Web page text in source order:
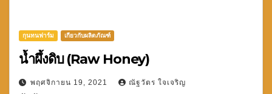
กุนทนฟาร์ม เกียวกับผลิตภัณฑ์
น้ำผึ้งดิบ (Raw Honey)
พฤศจิกายน 19, 2021 ณัฐวัตร ใจเจริญ